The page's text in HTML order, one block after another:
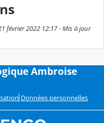
février 2022 12:17 - Mis à jour
Ambroise
Données personnelles